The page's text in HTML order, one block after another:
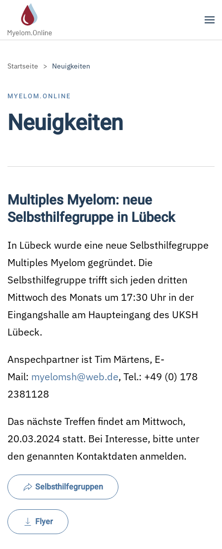
Zum Hauptinhalt springen
Startseite Neuigkeiten
MYELOM.ONLINE
Neuigkeiten
Multiples Myelom: neue
Selbsthilfegruppe in Lübeck
In Lübeck wurde eine neue Selbsthilfegruppe
Multiples Myelom gegründet. Die
Selbsthilfegruppe trifft sich jeden dritten
Mittwoch des Monats um 17:30 Uhr in der
Eingangshalle am Haupteingang des UKSH
Lübeck.
Anspechpartner ist Tim Märtens, E-
Mail: myelomsh@web.de, Tel.: +49 (0) 178
2381128
Das nächste Treffen findet am Mittwoch,
20.03.2024 statt. Bei Interesse, bitte unter
den genannten Kontaktdaten anmelden.
Selbsthilfegruppen
Flyer